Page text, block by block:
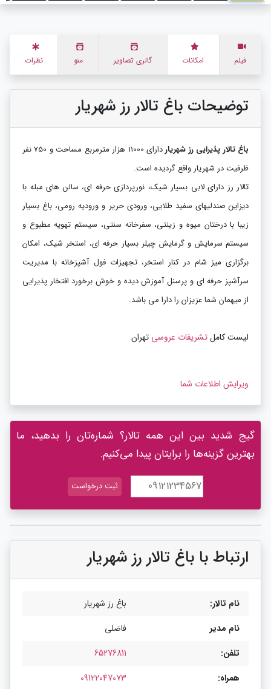
فیلم امکانات گالری تصاویر منو نظرات
توضیحات باغ تالار رز شهریار
باغ تالار پذیرایی رز شهریار
دارای 11000 هزار مترمربع مساحت و 750 نفر
ظرفیت در شهریار واقع گردیده است.
تالار رز دارای لابی بسیار شیک، نورپردازی حرفه ای، سالن های مبله با
دیزاین صندلیهای سفید طلایی، ورودی حریر و ورودیه رومی، باغ بسیار
زیبا با درختان میوه و زینتی، سفرخانه سنتی، سیستم تهویه مطبوع و
سیستم سرمایش و گرمایش چیلر بسیار حرفه ای، استخر شیک، امکان
برگزاری میز شام در کنار استخر، تجهیزات فول آشپزخانه با مدیریت
سرآشپز حرفه ای و پرسنل آموزش دیده و خوش برخورد افتخار پذیرایی
از میهمان شما عزیزان را دارا می باشد.
لیست کاملتشریفات عروسی تهران
ویرایش اطلاعات شما
گیج شدید بین این همه تالار؟ شماره‌تان را بدهید، ما
بهترین گزینه‌ها را برایتان پیدا می‌کنیم.
ارتباط با باغ تالار رز شهریار
نام تالار:
باغ رز شهریار
نام مدیر
فاضلی
تلفن:
65276811
همراه:
09122047073